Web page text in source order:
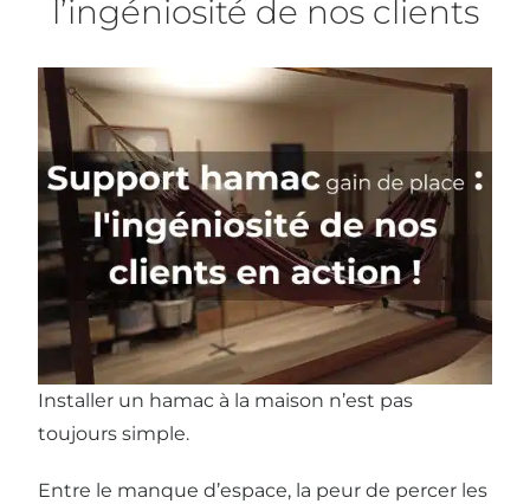
l’ingéniosité de nos clients
Installer un hamac à la maison n’est pas
toujours simple.
Entre le manque d’espace, la peur de percer les